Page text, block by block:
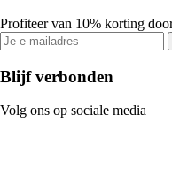
Profiteer van 10% korting
Blijf verbonden
Volg ons op sociale media